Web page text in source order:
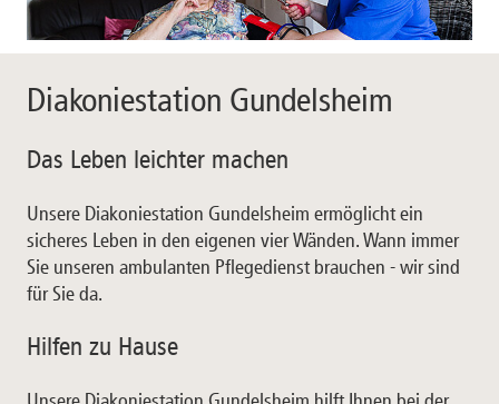
Diakoniestation Gundelsheim
Das Leben leichter machen
Unsere Diakoniestation Gundelsheim ermöglicht ein
sicheres Leben in den eigenen vier Wänden. Wann immer
Sie unseren ambulanten Pflegedienst brauchen - wir sind
für Sie da.
Hilfen zu Hause